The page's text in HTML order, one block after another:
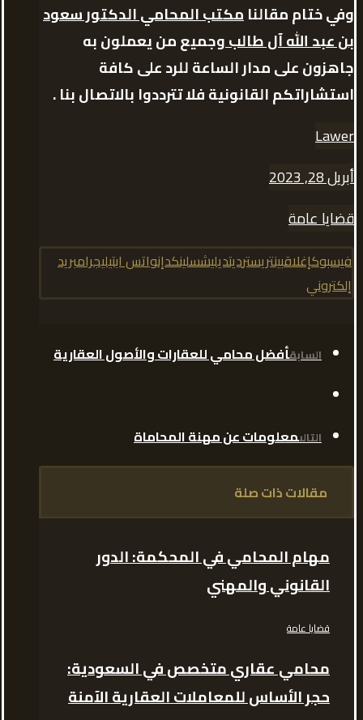
وفي ختام مقالنامكتب المحامي الدكتور سعود
بن عبد الله آل طالبوجميع من يعملون به
جاهزون على مدار الساعة للرد على كافة
استشاراتكم القانونية فلا تترددوا بالاتصال بنا .
Lawer
أبريل 28, 2023
قضايا عامة
فيسبوكإغلاقبينتريسترديتديليشسلينكدإنواتس ابتيليجرامبريد
إلكتروني
السابقأفضل محامي للعقارات والأصول العقارية
التالىمعلومات عن مهنة المحاماة
مقالات ذات صلة
مهام المحامي في المحكمة: الدور
القانوني والمهني
قضايا عامة
محامي عقاري متخصص في السعودية:
حجر الأساس للمعاملات العقارية الآمنة